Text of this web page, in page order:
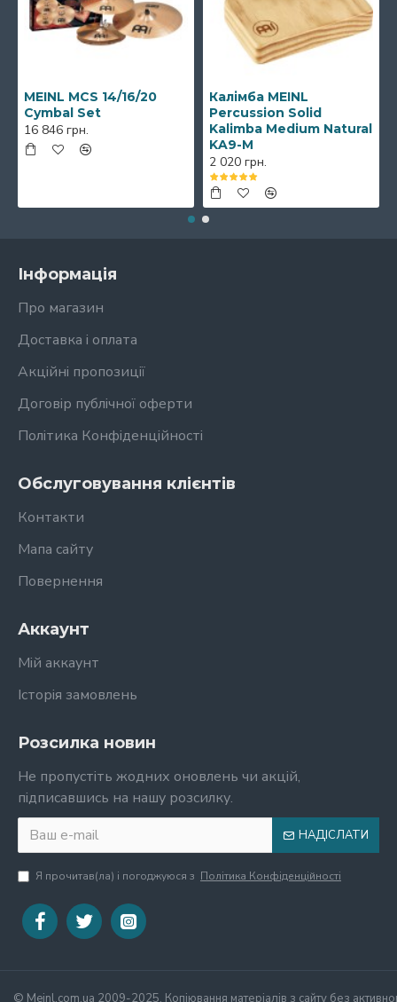
MEINL MCS 14/16/20
Cymbal Set
16 846 грн.
Калімба MEINL
Percussion Solid
Kalimba Medium Natural
KA9-M
2 020 грн.
Інформація
Про магазин
Доставка і оплата
Акційні пропозиції
Договір публічної оферти
Політика Конфіденційності
Обслуговування клієнтів
Контакти
Мапа сайту
Повернення
Аккаунт
Мій аккаунт
Історія замовлень
Розсилка новин
Не пропустіть жодних оновлень чи акцій,
підписавшись на нашу розсилку.
НАДІСЛАТИ
Я прочитав(ла) і погоджуюся з Політика Конфіденційності
© Meinl.com.ua 2009-2025. Копіювання матеріалів з сайту без